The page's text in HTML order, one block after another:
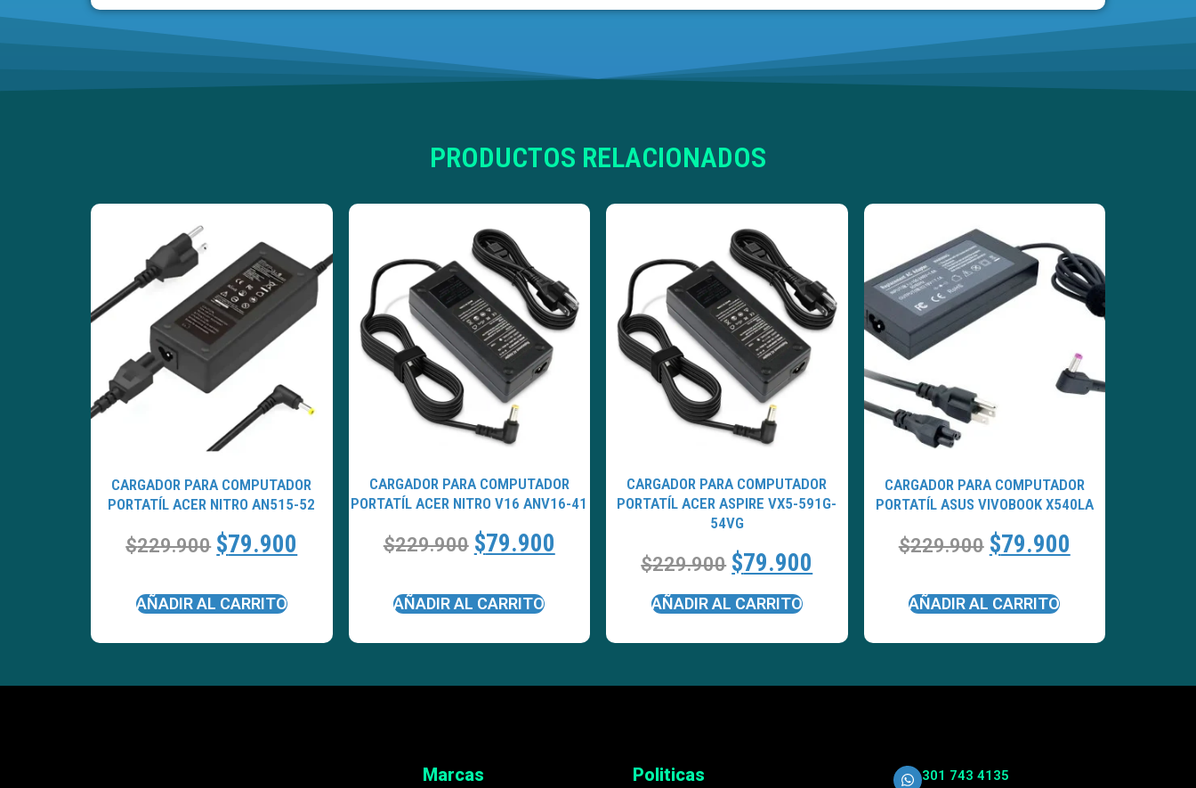
PRODUCTOS RELACIONADOS
CARGADOR PARA COMPUTADOR
PORTATÍL ACER NITRO AN515-52
$229.900 $79.900
AÑADIR AL CARRITO
CARGADOR PARA COMPUTADOR
PORTATÍL ACER NITRO V16 ANV16-41
$229.900 $79.900
AÑADIR AL CARRITO
CARGADOR PARA COMPUTADOR
PORTATÍL ACER ASPIRE VX5-591G-
54VG
$229.900 $79.900
AÑADIR AL CARRITO
CARGADOR PARA COMPUTADOR
PORTATÍL ASUS VIVOBOOK X540LA
$229.900 $79.900
AÑADIR AL CARRITO
Marcas Politicas 301 743 4135